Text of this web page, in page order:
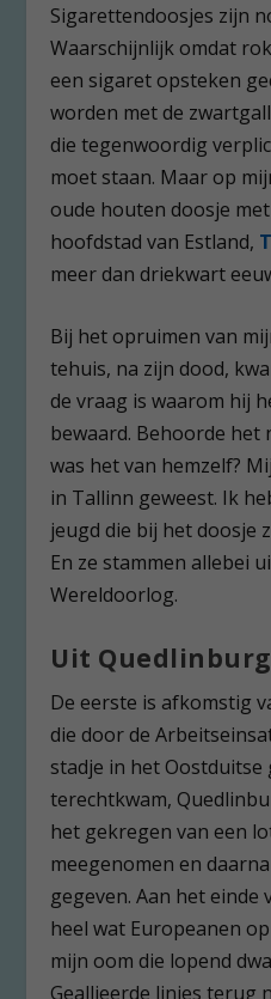
Sigarettendoosjes zijn
Waarschijnlijk omdat
een sigaret opsteken
worden met de
die tegenwoordig
moet staan. Maar op
oude houten doosje
hoofdstad van Estland,
meer dan driekwart
Bij het opruimen van
tehuis, na zijn dood,
de vraag is waarom hij
bewaard. Behoorde
was het van hemzelf?
in Tallinn geweest. Ik
jeugd die bij het doosje
En ze stammen allebei
Wereldoorlog.
Uit
De eerste is afkomstig
die door de
stadje in het Oostduitse
terechtkwam,
het gekregen van een
meegenomen en
gegeven. Aan het einde
heel wat Europeanen
mijn oom die lopend
Geallieerde linies terug